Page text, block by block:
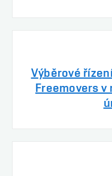
Výběrové
Freemovers v